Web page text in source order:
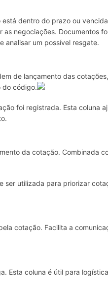
está dentro do prazo ou
as negociações. Documentos
analisar um possível resgate.
de lançamento das
do código.
foi registrada. Esta coluna
da cotação. Combinada
ser utilizada para priorizar
cotação. Facilita a
Esta coluna é útil para